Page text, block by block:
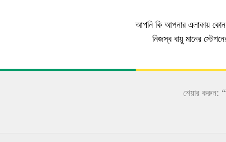
আপনি কি আপনার এলাকায় কোন
নিজস্ব বায়ু মানের
শেয়ার করুন: “